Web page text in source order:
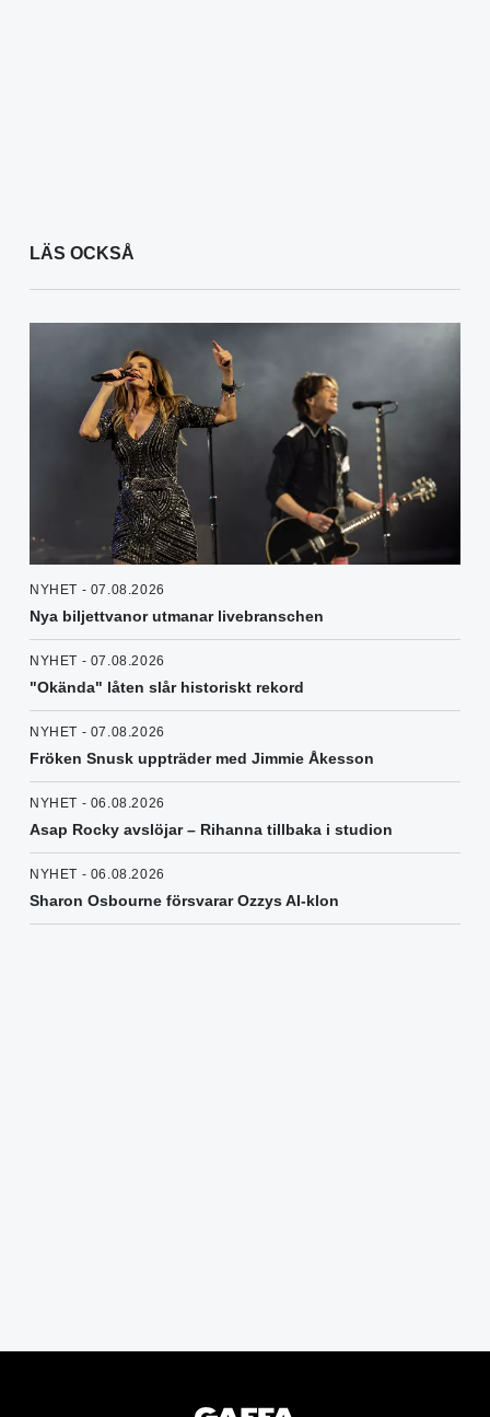
LÄS OCKSÅ
NYHET - 07.08.2026
Nya biljettvanor utmanar livebranschen
NYHET - 07.08.2026
"Okända" låten slår historiskt rekord
NYHET - 07.08.2026
Fröken Snusk uppträder med Jimmie Åkesson
NYHET - 06.08.2026
Asap Rocky avslöjar – Rihanna tillbaka i studion
NYHET - 06.08.2026
Sharon Osbourne försvarar Ozzys AI-klon